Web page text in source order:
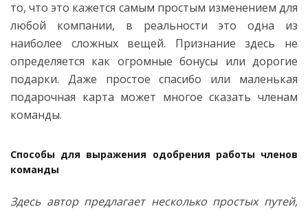
то, что это кажется самым простым изменением для
любой компании, в реальности это одна из
наиболее сложных вещей. Признание здесь не
определяется как огромные бонусы или дорогие
подарки. Даже простое спасибо или маленькая
подарочная карта может многое сказать членам
команды.
Способы для выражения одобрения работы членов
команды
Здесь автор предлагает несколько простых путей,